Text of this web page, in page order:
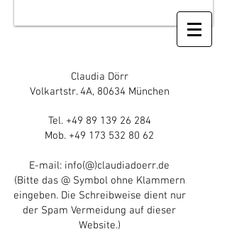
Claudia Dörr
Volkartstr. 4A, 80634 München
Tel. +49 89 139 26 284
Mob. +49 173 532 80 62
E-mail: info(@)claudiadoerr.de
(Bitte das @ Symbol ohne Klammern
eingeben. Die Schreibweise dient nur
der Spam Vermeidung auf dieser
Website.)